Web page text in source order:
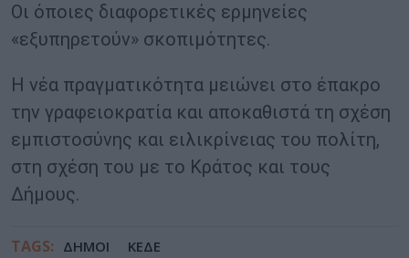
Οι όποιες διαφορετικές ερμηνείες
«εξυπηρετούν» σκοπιμότητες.
Η νέα πραγματικότητα μειώνει στο έπακρο
την γραφειοκρατία και αποκαθιστά τη σχέση
εμπιστοσύνης και ειλικρίνειας του πολίτη,
στη σχέση του με το Κράτος και τους
Δήμους.
TAGS: ΔΗΜΟΙ ΚΕΔΕ